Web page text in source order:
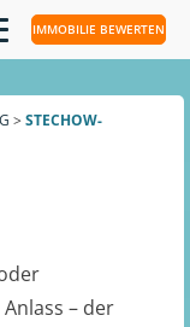
IMMOBILIE BEWERTEN
> STECHOW-
– der